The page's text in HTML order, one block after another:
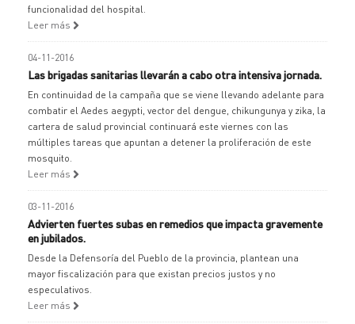
funcionalidad del hospital.
Leer más
04-11-2016
Las brigadas sanitarias llevarán a cabo otra intensiva jornada.
En continuidad de la campaña que se viene llevando adelante para
combatir el Aedes aegypti, vector del dengue, chikungunya y zika, la
cartera de salud provincial continuará este viernes con las
múltiples tareas que apuntan a detener la proliferación de este
mosquito.
Leer más
03-11-2016
Advierten fuertes subas en remedios que impacta gravemente
en jubilados.
Desde la Defensoría del Pueblo de la provincia, plantean una
mayor fiscalización para que existan precios justos y no
especulativos.
Leer más